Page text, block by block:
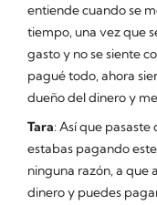
entiende cuando se
tiempo, una vez que
gasto y no se siente
pagué todo, ahora
dueño del dinero y
Tara: Así que pasaste
estabas pagando
ninguna razón, a que
dinero y puedes